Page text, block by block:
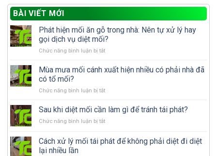
BÀI VIẾT MỚI
Phát hiện mối ăn gỗ trong nhà: Nên tự xử lý hay
gọi dịch vụ diệt mối?
Chức năng bình luận bị tắtở
hiện
gỗ
nhà:
tự
lý
Mùa mưa mối cánh xuất hiện nhiều có phải nhà đã
có tổ mối?
Chức năng bình luận bị tắtở
mưa
cánh
hiện
Sau khi diệt mối cần làm gì để tránh tái phát?
Chức năng bình luận bị tắtở
khi
diệt
Cách xử lý mối tái phát để không phải diệt đi diệt
lại nhiều lần